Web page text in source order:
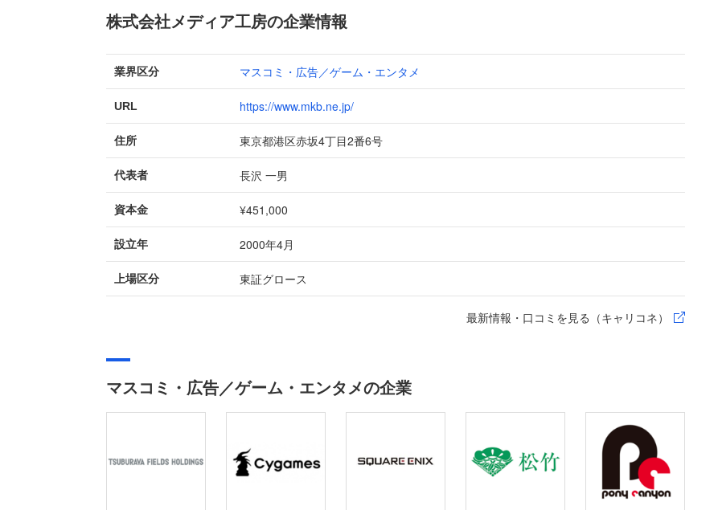
株式会社メディア工房の企業情報
業界区分 マスコミ・広告／ゲーム・エンタメ
URL https://www.mkb.ne.jp/
住所 東京都港区赤坂4丁目2番6号
代表者 長沢 一男
資本金 ¥451,000
設立年 2000年4月
上場区分 東証グロース
最新情報・口コミを見る（キャリコネ）
マスコミ・広告／ゲーム・エンタメの企業